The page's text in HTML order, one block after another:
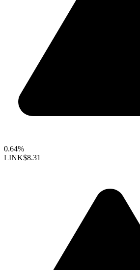
0.64%
LINK$8.31